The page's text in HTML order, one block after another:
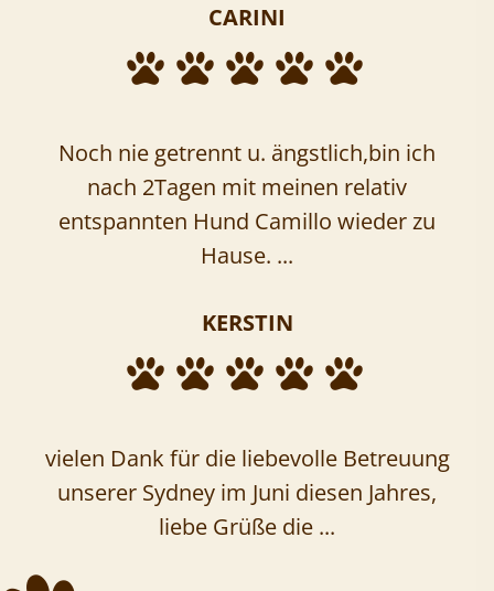
CARINI
Noch nie getrennt u. ängstlich,bin ich
nach 2Tagen mit meinen relativ
entspannten Hund Camillo wieder zu
Hause. ...
KERSTIN
vielen Dank für die liebevolle Betreuung
unserer Sydney im Juni diesen Jahres,
liebe Grüße die ...